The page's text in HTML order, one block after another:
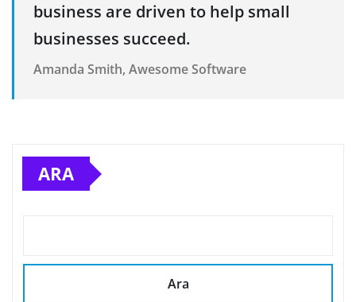
business are driven to help small
businesses succeed.
Amanda Smith, Awesome Software
ARA
Ara